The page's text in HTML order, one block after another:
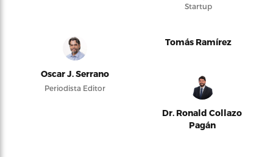
Startup
Oscar J. Serrano
Periodista Editor
Tomás Ramírez
Dr. Ronald Collazo
Pagán